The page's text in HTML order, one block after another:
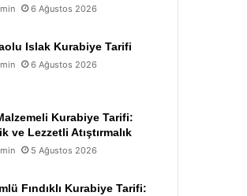
6 Ağustos 2026
Islak Kurabiye Tarifi
6 Ağustos 2026
Kurabiye Tarifi:
ve Lezzetli Atıştırmalık
5 Ağustos 2026
Fındıklı Kurabiye Tarifi: